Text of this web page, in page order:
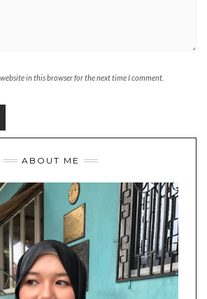
in this browser for the next time I comment.
ABOUT ME